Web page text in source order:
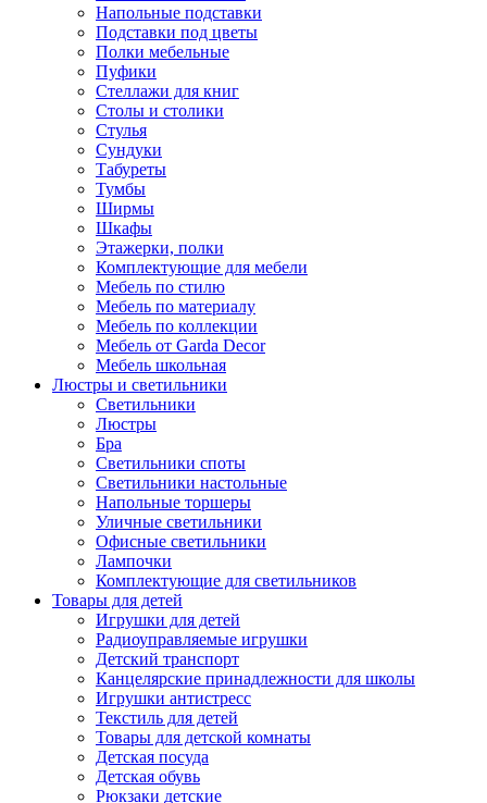
Напольные подставки
Подставки под цветы
Полки мебельные
Пуфики
Стеллажи для книг
Столы и столики
Стулья
Сундуки
Табуреты
Тумбы
Ширмы
Шкафы
Этажерки, полки
Комплектующие для мебели
Мебель по стилю
Мебель по материалу
Мебель по коллекции
Мебель от Garda Decor
Мебель школьная
Люстры и светильники
Светильники
Люстры
Бра
Светильники споты
Светильники настольные
Напольные торшеры
Уличные светильники
Офисные светильники
Лампочки
Комплектующие для светильников
Товары для детей
Игрушки для детей
Радиоуправляемые игрушки
Детский транспорт
Канцелярские принадлежности для школы
Игрушки антистресс
Текстиль для детей
Товары для детской комнаты
Детская посуда
Детская обувь
Рюкзаки детские